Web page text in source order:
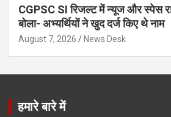
CGPSC SI रिजल्ट में न्यूज और स्पेस
बोला- अभ्यर्थियों ने खुद दर्ज किए थे नाम
August 7, 2026 News Desk
हमारे बारे में